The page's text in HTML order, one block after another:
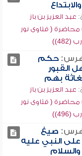
عبد العزيز بن باز
( فتاوى نور
حكم
القبور
بهم
عبد العزيز بن باز
( فتاوى نور
صيغ
على النبي عليه
والسلام